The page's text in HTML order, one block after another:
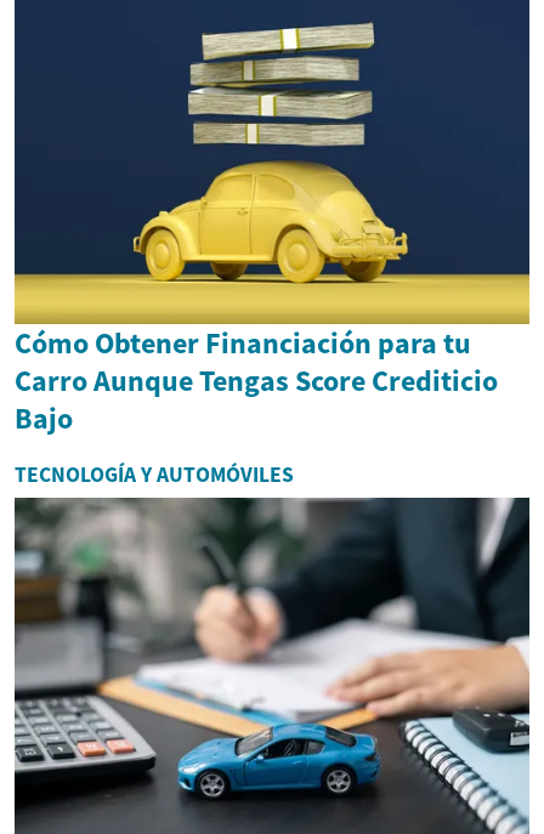
Cómo Obtener Financiación para tu
Carro Aunque Tengas Score Crediticio
Bajo
TECNOLOGÍA Y AUTOMÓVILES